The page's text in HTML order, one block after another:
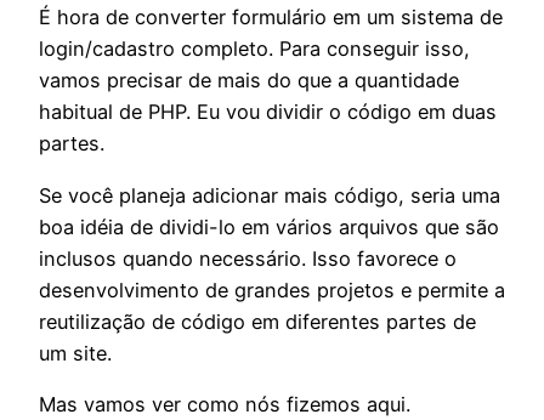
É hora de converter formulário em um sistema de
login/cadastro completo. Para conseguir isso,
vamos precisar de mais do que a quantidade
habitual de PHP. Eu vou dividir o código em duas
partes.
Se você planeja adicionar mais código, seria uma
boa idéia de dividi-lo em vários arquivos que são
inclusos quando necessário. Isso favorece o
desenvolvimento de grandes projetos e permite a
reutilização de código em diferentes partes de
um site.
Mas vamos ver como nós fizemos aqui.